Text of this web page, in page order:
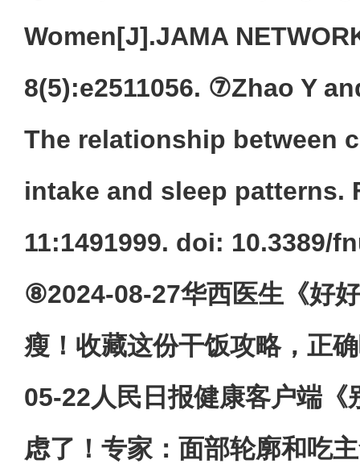
Women[J].JAMA
8(5):e2511056. ⑦Zhao Y
The relationship between
intake and sleep patterns.
11:1491999. doi: 10.3389/
⑧2024-08-27华西医生《好
瘦！收藏这份干饭攻略，正
05-22人民日报健康客户端《
虑了！专家：面部轮廓和吃